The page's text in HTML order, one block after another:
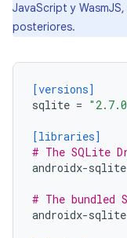
JavaScript y
posteriores.
[versions]
sqlite =
[libraries]
# The SQLite
androidx-sqlite
# The bundled
androidx-